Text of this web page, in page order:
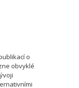
o
obvyklé